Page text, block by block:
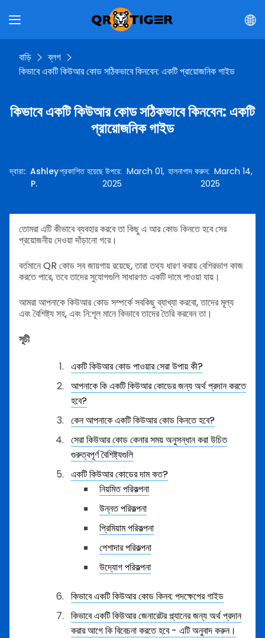
বাড়ি
ব্লগ
কিভাবে একটি কিউআর কোড সঠিকভাবে কিনবেন: একটি প্রায়োজনিক গাইড
কিভাবে একটি কিউআর কোড সঠিকভাবে কিনবেন: একটি
প্রায়োজনিক গাইড
দ্বারা: Ashley
P.
প্রকাশিত হয়েছে উপরে: March 01,
2025
হালনাগাদ করুন:March 14,
2025
তোমরা এটি কীভাবে ব্যবহার করবে তা কিছু এ আর কোড কিনতে হবে সের
প্রয়োজনীয় দেওয়া দাঁড়ানো গরে।
বর্তমানে QR কোড সব জায়গায় রয়েছে, তারা তথ্য ধারণ করায় বেশিরভাগ কাজ
করতে পারে, তবে তাদের সুযোগগুলি সাধারণত একটি দামে পাওয়া যায়।
আমরা আপনাকে কিউআর কোড সম্পর্কে সবকিছু ব্যাখ্যা করবো, তাদের মূল্য
এবং বৈশিষ্ট্য সহ, এবং নি:শূল মানে কিভাবে তাদের তৈরি করবেন তা।
সূচী
একটি কিউআর কোড পাওয়ার সেরা উপায় কী?
আপনাকে কি একটি কিউআর কোডের জন্য অর্থ প্রদান করতে
হবে?
কেন আপনাকে একটি কিউআর কোড কিনতে হবে?
সেরা কিউআর কোড কেনার সময় অনুসন্ধান করা উচিত
গুরুত্বপূর্ণ বৈশিষ্ট্যগুলি
একটি কিউআর কোডের দাম কত?
নিয়মিত পরিকল্পনা
উন্নত পরিকল্পনা
প্রিমিয়াম পরিকল্পনা
পেশাদার পরিকল্পনা
উদ্যোগ পরিকল্পনা
কিভাবে একটি কিউআর কোড কিনব: পদক্ষেপের গাইড
কিভাবে একটি কিউআর জেনারেটর প্ল্যানের জন্য অর্থ প্রদান
করার আগে কি বিবেচনা করতে হবে - এটি অনুবাদ করুন।